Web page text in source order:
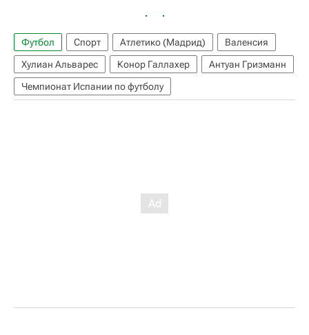
Футбол Спорт Атлетико (Мадрид)
Валенсия
Хулиан Альварес
Конор Галлахер
Антуан Гризманн
Чемпионат Испании по футболу